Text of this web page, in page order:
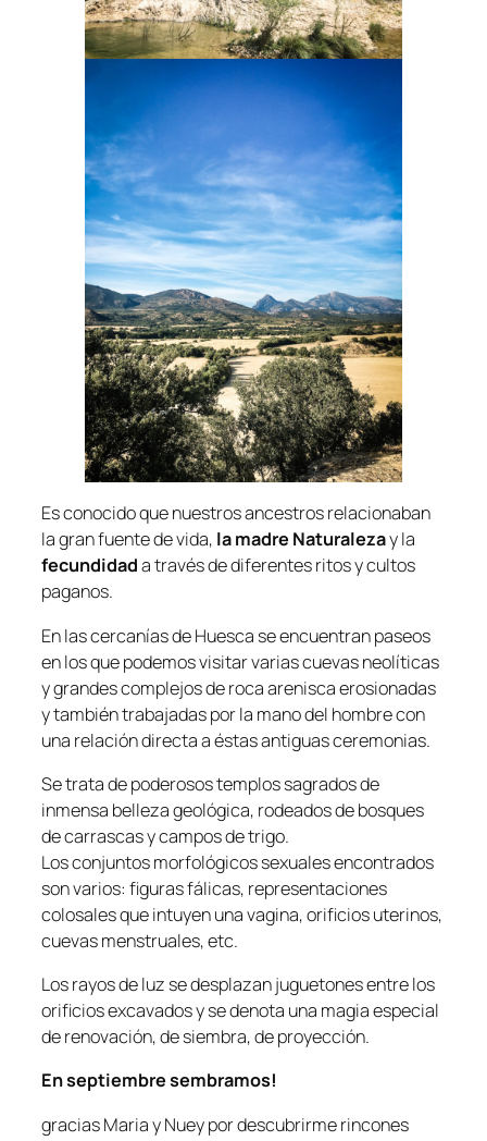
Es conocido que nuestros ancestros relacionaban
la gran fuente de vida, la madre Naturalezay la
fecundidada través de diferentes ritos y cultos
paganos.
En las cercanías de Huesca se encuentran paseos
en los que podemos visitar varias cuevas neolíticas
y grandes complejos de roca arenisca erosionadas
y también trabajadas por la mano del hombre con
una relación directa a éstas antiguas ceremonias.
Se trata de poderosos templos sagrados de
inmensa belleza geológica, rodeados de bosques
de carrascas y campos de trigo.
Los conjuntos morfológicos sexuales encontrados
son varios: figuras fálicas, representaciones
colosales que intuyen una vagina, orificios uterinos,
cuevas menstruales, etc.
Los rayos de luz se desplazan juguetones entre los
orificios excavados y se denota una magia especial
de renovación, de siembra, de proyección.
En septiembre sembramos!
gracias Maria y Nuey por descubrirme rincones